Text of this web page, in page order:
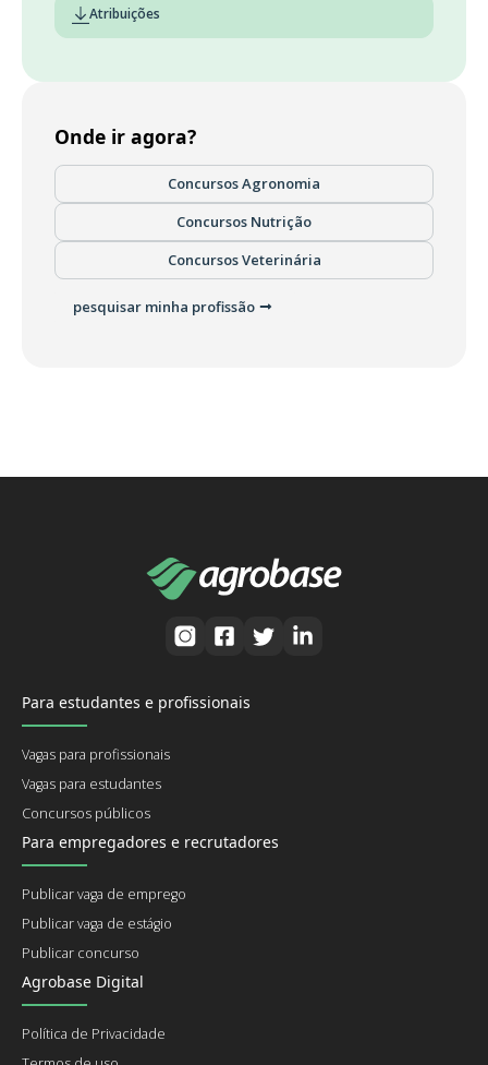
Atribuições
Onde ir agora?
Concursos Agronomia
Concursos Nutrição
Concursos Veterinária
pesquisar minha profissão
Para estudantes e profissionais
Vagas para profissionais
Vagas para estudantes
Concursos públicos
Para empregadores e recrutadores
Publicar vaga de emprego
Publicar vaga de estágio
Publicar concurso
Agrobase Digital
Política de Privacidade